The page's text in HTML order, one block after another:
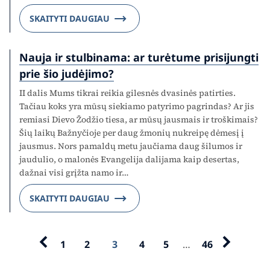
SKAITYTI DAUGIAU
Nauja ir stulbinama: ar turėtume prisijungti
prie šio judėjimo?
II dalis Mums tikrai reikia gilesnės dvasinės patirties.
Tačiau koks yra mūsų siekiamo patyrimo pagrindas? Ar jis
remiasi Dievo Žodžio tiesa, ar mūsų jausmais ir troškimais?
Šių laikų Bažnyčioje per daug žmonių nukreipę dėmesį į
jausmus. Nors pamaldų metu jaučiama daug šilumos ir
jaudulio, o malonės Evangelija dalijama kaip desertas,
dažnai visi grįžta namo ir…
SKAITYTI DAUGIAU
1 2 3 4 5 … 46